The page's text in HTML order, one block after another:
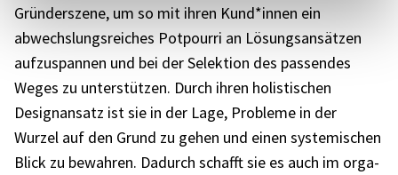
Grün­der­szene, um so mit ihren Kund*innen ein
abwechs­lungs­rei­ches Potpourri an Lösungs­an­sät­zen
aufzu­span­nen und bei der Selek­tion des passen­des
Weges zu unter­stüt­zen. Durch ihren holis­ti­schen
Design­an­satz ist sie in der Lage, Probleme in der
Wurzel auf den Grund zu gehen und einen syste­mi­schen
Blick zu bewah­ren. Dadurch schafft sie es auch im orga­